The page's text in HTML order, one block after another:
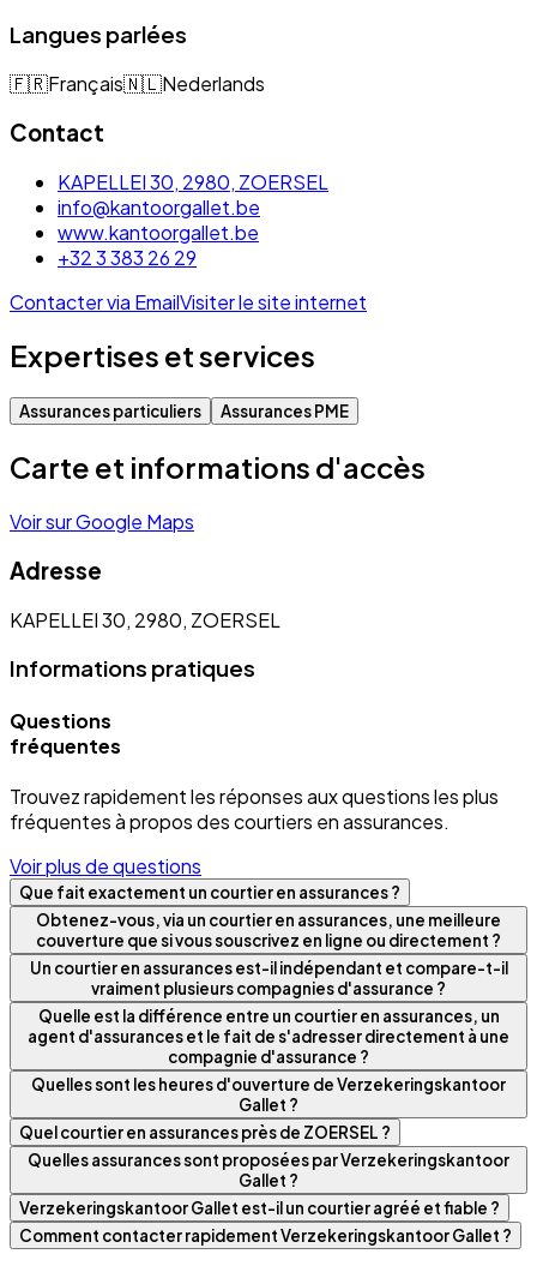
Langues parlées
🇫🇷Français🇳🇱Nederlands
Contact
KAPELLEI 30, 2980, ZOERSEL
info@kantoorgallet.be
www.kantoorgallet.be
+32 3 383 26 29
Contacter via EmailVisiter le site internet
Expertises et services
Assurances particuliers Assurances PME
Carte et informations d'accès
Voir sur Google Maps
Adresse
KAPELLEI 30, 2980, ZOERSEL
Informations pratiques
Questions
fréquentes
Trouvez rapidement les réponses aux questions les plus
fréquentes à propos des courtiers en assurances.
Voir plus de questions
Que fait exactement un courtier en assurances ?
Obtenez-vous, via un courtier en assurances, une meilleure
couverture que si vous souscrivez en ligne ou directement ?
Un courtier en assurances est-il indépendant et compare-t-il
vraiment plusieurs compagnies d'assurance ?
Quelle est la différence entre un courtier en assurances, un
agent d'assurances et le fait de s'adresser directement à une
compagnie d'assurance ?
Quelles sont les heures d'ouverture de Verzekeringskantoor
Gallet ?
Quel courtier en assurances près de ZOERSEL ?
Quelles assurances sont proposées par Verzekeringskantoor
Gallet ?
Verzekeringskantoor Gallet est-il un courtier agréé et fiable ?
Comment contacter rapidement Verzekeringskantoor Gallet ?